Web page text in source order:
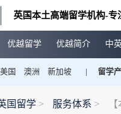
英国本土高端留学机构-专
优越留学 优越简介 中
美国 澳洲 新加坡 留学产
国留学 > 服务体系 >